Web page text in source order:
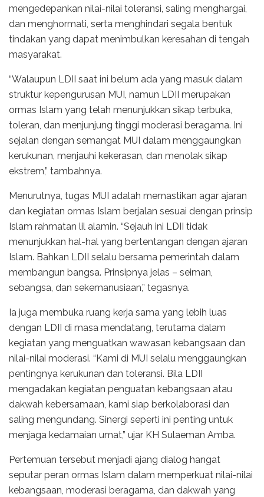
mengedepankan nilai-nilai toleransi, saling menghargai,
dan menghormati, serta menghindari segala bentuk
tindakan yang dapat menimbulkan keresahan di tengah
masyarakat.
“Walaupun LDII saat ini belum ada yang masuk dalam
struktur kepengurusan MUI, namun LDII merupakan
ormas Islam yang telah menunjukkan sikap terbuka,
toleran, dan menjunjung tinggi moderasi beragama. Ini
sejalan dengan semangat MUI dalam menggaungkan
kerukunan, menjauhi kekerasan, dan menolak sikap
ekstrem,” tambahnya.
Menurutnya, tugas MUI adalah memastikan agar ajaran
dan kegiatan ormas Islam berjalan sesuai dengan prinsip
Islam rahmatan lil alamin. “Sejauh ini LDII tidak
menunjukkan hal-hal yang bertentangan dengan ajaran
Islam. Bahkan LDII selalu bersama pemerintah dalam
membangun bangsa. Prinsipnya jelas – seiman,
sebangsa, dan sekemanusiaan,” tegasnya.
Ia juga membuka ruang kerja sama yang lebih luas
dengan LDII di masa mendatang, terutama dalam
kegiatan yang menguatkan wawasan kebangsaan dan
nilai-nilai moderasi. “Kami di MUI selalu menggaungkan
pentingnya kerukunan dan toleransi. Bila LDII
mengadakan kegiatan penguatan kebangsaan atau
dakwah kebersamaan, kami siap berkolaborasi dan
saling mengundang. Sinergi seperti ini penting untuk
menjaga kedamaian umat,” ujar KH Sulaeman Amba.
Pertemuan tersebut menjadi ajang dialog hangat
seputar peran ormas Islam dalam memperkuat nilai-nilai
kebangsaan, moderasi beragama, dan dakwah yang